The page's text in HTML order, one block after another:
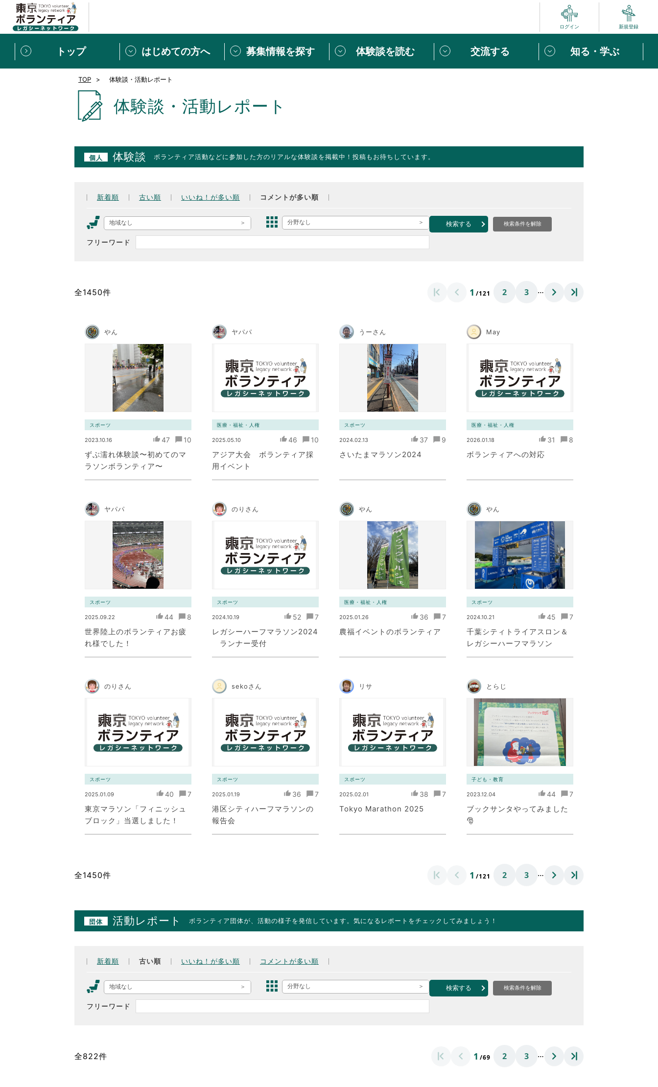
ログイン 新規登録
トップ はじめての方へ
新規登録 ボランティアをしたい方は「個人ユーザー登録」
東京ボランティアレガシーネットワークとは ボランティアはじめての方へ
ボランティア みんなのVOICE
募集情報を探す
募集情報
体験談を読む
[個人] 体験談
交流する
ボランティアの広場
知る・学ぶ
新着記事一覧
スペシャルインタビュー
ボランティアはじめの一歩
東京2020大会の軌跡 ボランティア関連ニュース（外部記事）
TOP 体験談・活動レポート
体験談・活動レポート
個人 体験談 ボランティア活動などに参加した方のリアルな体験談を掲載中！投稿もお待ちしています。
新着順 古い順 いいね！が多い順 コメントが多い順
地域なし 分野なし
フリーワード
検索する 検索条件を解除
全1450件 1 /121 2 3 …
やん
スポーツ
2023.10.16 47 10
ずぶ濡れ体験談〜初めてのマ
ラソンボランティア〜
ヤパパ
医療・福祉・人権
2025.05.10 46 10
アジア大会 ボランティア採
用イベント
うーさん
スポーツ
2024.02.13 37 9
さいたまマラソン2024
May
医療・福祉・人権
2026.01.18 31 8
ボランティアへの対応
ヤパパ
スポーツ
2025.09.22 44 8
世界陸上のボランティアお疲
れ様でした！
のりさん
スポーツ
2024.10.19 52 7
レガシーハーフマラソン2024
ランナー受付
やん
医療・福祉・人権
2025.01.26 36 7
農福イベントのボランティア
やん
スポーツ
2024.10.21 45 7
千葉シティトライアスロン＆
レガシーハーフマラソン
のりさん
スポーツ
2025.01.09 40 7
東京マラソン「フィニッシュ
ブロック」当選しました！
sekoさん
スポーツ
2025.01.19 36 7
港区シティハーフマラソンの
報告会
リサ
スポーツ
2025.02.01 38 7
Tokyo Marathon 2025
とらじ
子ども・教育
2023.12.04 44 7
ブックサンタやってみました
🎅
全1450件 1 /121 2 3 …
団体 活動レポート ボランティア団体が、活動の様子を発信しています。気になるレポートをチェックしてみましょう！
新着順 古い順 いいね！が多い順 コメントが多い順
地域なし 分野なし
フリーワード
検索する 検索条件を解除
全822件 1 /69 2 3 …